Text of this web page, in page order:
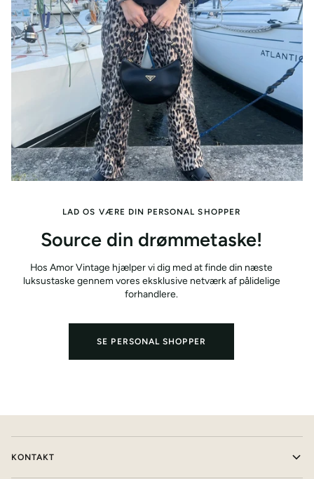
LAD OS VÆRE DIN PERSONAL SHOPPER
Source din drømmetaske!
Hos Amor Vintage hjælper vi dig med at finde din næste
luksustaske gennem vores eksklusive netværk af pålidelige
forhandlere.
SE PERSONAL SHOPPER
KONTAKT